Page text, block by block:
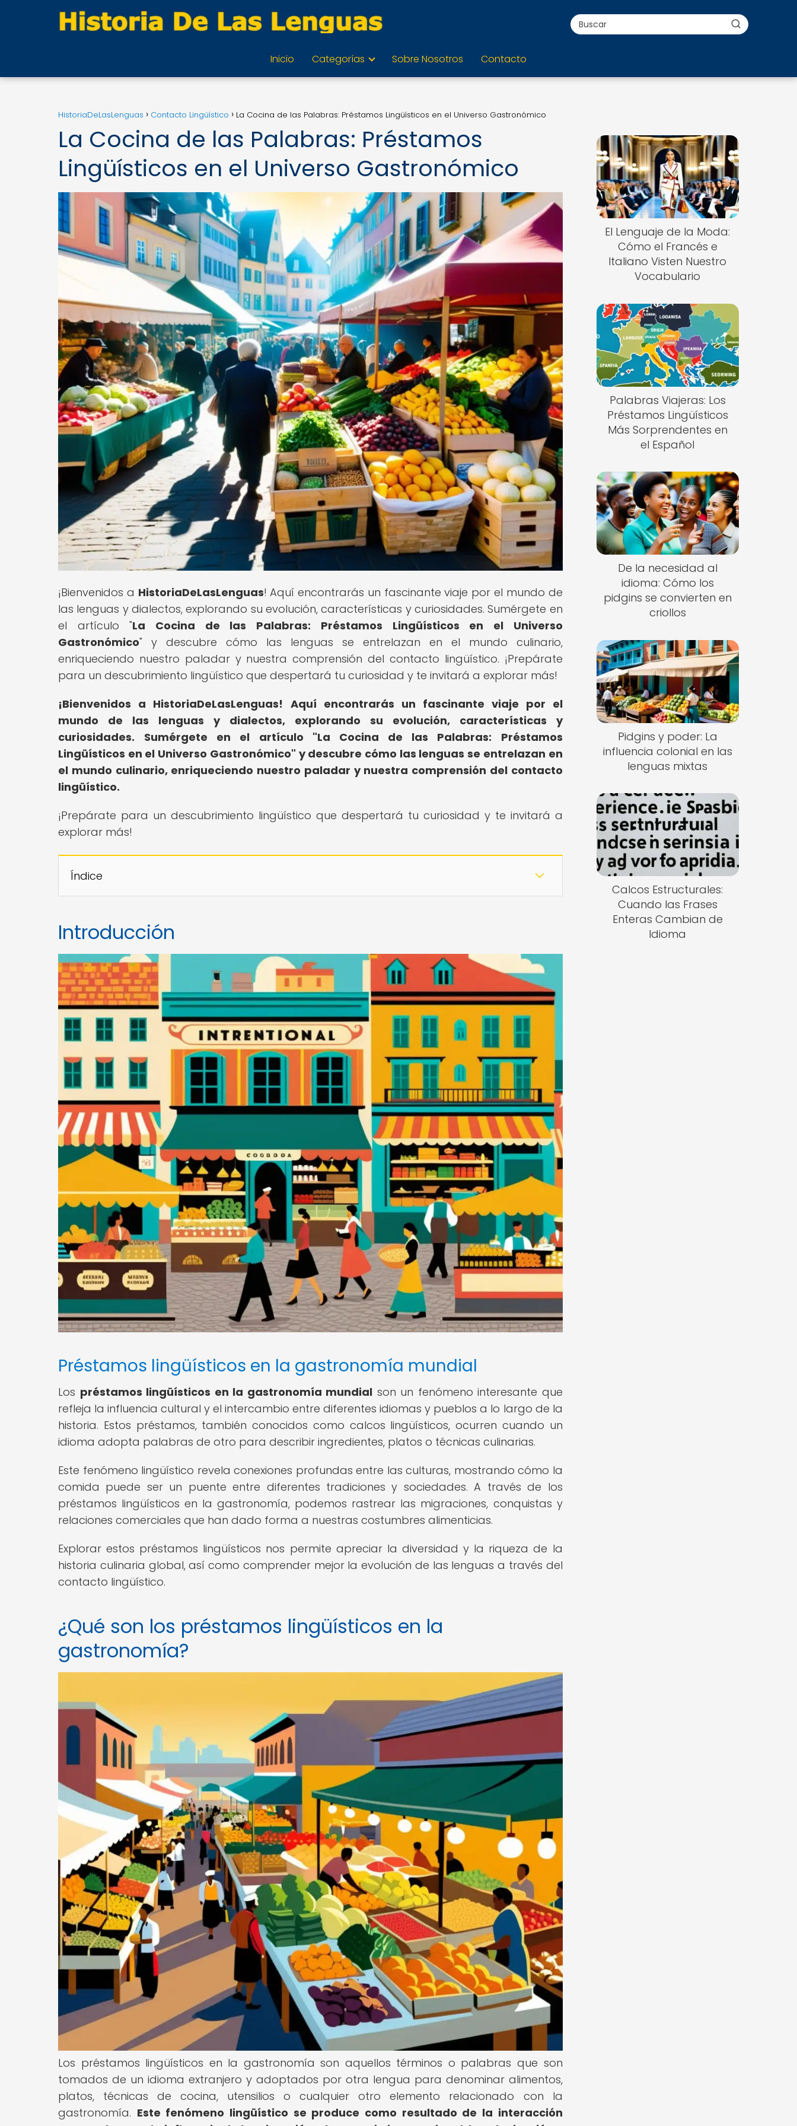
Inicio Categorías Sobre Nosotros Contacto
HistoriaDeLasLenguas Contacto Lingüístico La Cocina de las Palabras: Préstamos Lingüísticos en el Universo Gastronómico
La Cocina de las Palabras: Préstamos
Lingüísticos en el Universo Gastronómico
¡Bienvenidos a HistoriaDeLasLenguas! Aquí encontrarás un fascinante viaje por el mundo de
las lenguas y dialectos, explorando su evolución, características y curiosidades. Sumérgete en
el artículo "La Cocina de las Palabras: Préstamos Lingüísticos en el Universo
Gastronómico" y descubre cómo las lenguas se entrelazan en el mundo culinario,
enriqueciendo nuestro paladar y nuestra comprensión del contacto lingüístico. ¡Prepárate
para un descubrimiento lingüístico que despertará tu curiosidad y te invitará a explorar más!
¡Bienvenidos a HistoriaDeLasLenguas! Aquí encontrarás un fascinante viaje por el
mundo de las lenguas y dialectos, explorando su evolución, características y
curiosidades.
Sumérgete en el artículo "La Cocina de las Palabras: Préstamos
Lingüísticos en el Universo Gastronómico" y descubre cómo las lenguas se entrelazan en
el mundo culinario, enriqueciendo nuestro paladar y nuestra comprensión del contacto
lingüístico.
¡Prepárate para un descubrimiento lingüístico que despertará tu curiosidad y te invitará a
explorar más!
Índice
Introducción
Préstamos lingüísticos en la gastronomía mundial
Los préstamos lingüísticos en la gastronomía mundial son un fenómeno interesante que
refleja la influencia cultural y el intercambio entre diferentes idiomas y pueblos a lo largo de la
historia. Estos préstamos, también conocidos como calcos lingüísticos, ocurren cuando un
idioma adopta palabras de otro para describir ingredientes, platos o técnicas culinarias.
Este fenómeno lingüístico revela conexiones profundas entre las culturas, mostrando cómo la
comida puede ser un puente entre diferentes tradiciones y sociedades. A través de los
préstamos lingüísticos en la gastronomía, podemos rastrear las migraciones, conquistas y
relaciones comerciales que han dado forma a nuestras costumbres alimenticias.
Explorar estos préstamos lingüísticos nos permite apreciar la diversidad y la riqueza de la
historia culinaria global, así como comprender mejor la evolución de las lenguas a través del
contacto lingüístico.
¿Qué son los préstamos lingüísticos en la
gastronomía?
Los préstamos lingüísticos en la gastronomía son aquellos términos o palabras que son
tomados de un idioma extranjero y adoptados por otra lengua para denominar alimentos,
platos, técnicas de cocina, utensilios o cualquier otro elemento relacionado con la
gastronomía. Este fenómeno lingüístico se produce como resultado de la interacción
El Lenguaje de la Moda:
Cómo el Francés e
Italiano Visten Nuestro
Vocabulario
Palabras Viajeras: Los
Préstamos Lingüísticos
Más Sorprendentes en
el Español
De la necesidad al
idioma: Cómo los
pidgins se convierten en
criollos
Pidgins y poder: La
influencia colonial en las
lenguas mixtas
Calcos Estructurales:
Cuando las Frases
Enteras Cambian de
Idioma